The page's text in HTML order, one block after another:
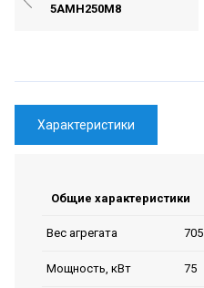
5АМН250М8
Характеристики
Общие характеристики
Вес агрегата 705
Мощность, кВт 75